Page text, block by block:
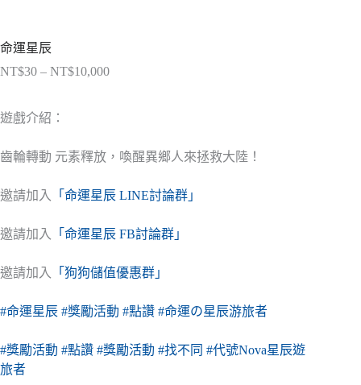
命運星辰
NT$30 – NT$10,000價
NT$30
遊戲介紹：
齒輪轉動 元素釋放，喚醒異鄉人來拯救大陸！
邀請加入 「命運星辰 LINE討論群」
邀請加入 「命運星辰 FB討論群」
邀請加入 「狗狗儲值優惠群」
#命運星辰 #獎勵活動 #點讚 #命運の星辰游旅者
#獎勵活動 #點讚 #獎勵活動 #找不同 #代號Nova星辰遊
旅者